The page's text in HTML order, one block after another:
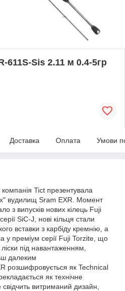
611S-Sis 2.11 м 0.4-5гр
Доставка Оплата Умови
Tict презентувала
вудилищ Sram EXR. Момент
з випусків нових кілець Fuji
SiC-J, нові кільця стали
вставки з карбіду кремнію, а
у преміум серії Fuji Torzite, що
під навантаженням,
далеким
розшифровується як Technical
як технічне
витриманий дизайн,